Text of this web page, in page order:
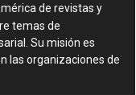
de revistas y
temas de
Su misión es
las organizaciones de